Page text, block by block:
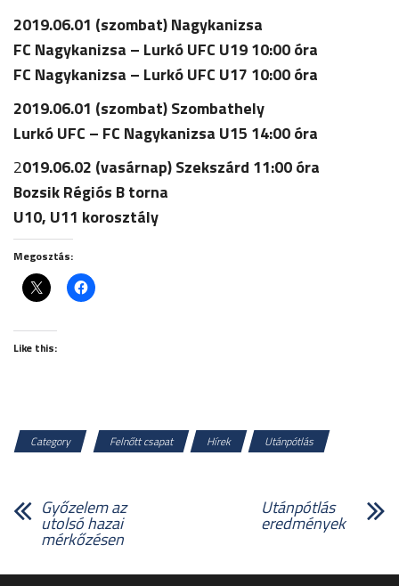
2019.06.01 (szombat) Nagykanizsa
FC Nagykanizsa – Lurkó UFC U19 10:00 óra
FC Nagykanizsa – Lurkó UFC U17 10:00 óra
2019.06.01 (szombat) Szombathely
Lurkó UFC – FC Nagykanizsa U15 14:00 óra
2019.06.02 (vasárnap) Szekszárd 11:00 óra
Bozsik Régiós B torna
U10, U11 korosztály
Megosztás:
Like this:
Category Felnőtt csapat Hírek Utánpótlás
Győzelem az
utolsó hazai
mérkőzésen
Utánpótlás
eredmények